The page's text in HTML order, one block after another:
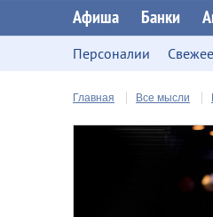
Афиша Банки
Персоналии Свежее
Главная Все мысли